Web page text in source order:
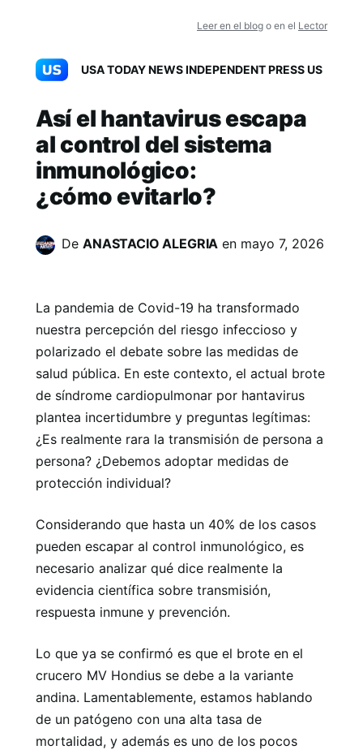
Leer en el blog o en el Lector
USA TODAY NEWS INDEPENDENT PRESS US
Así el hantavirus escapa
al control del sistema
inmunológico:
¿cómo evitarlo?
De ANASTACIO ALEGRIA en mayo 7, 2026
La pandemia de Covid-19 ha transformado
nuestra percepción del riesgo infeccioso y
polarizado el debate sobre las medidas de
salud pública. En este contexto, el actual brote
de síndrome cardiopulmonar por hantavirus
plantea incertidumbre y preguntas legítimas:
¿Es realmente rara la transmisión de persona a
persona? ¿Debemos adoptar medidas de
protección individual?
Considerando que hasta un 40% de los casos
pueden escapar al control inmunológico, es
necesario analizar qué dice realmente la
evidencia científica sobre transmisión,
respuesta inmune y prevención.
Lo que ya se confirmó es que el brote en el
crucero MV Hondius se debe a la variante
andina. Lamentablemente, estamos hablando
de un patógeno con una alta tasa de
mortalidad, y además es uno de los pocos